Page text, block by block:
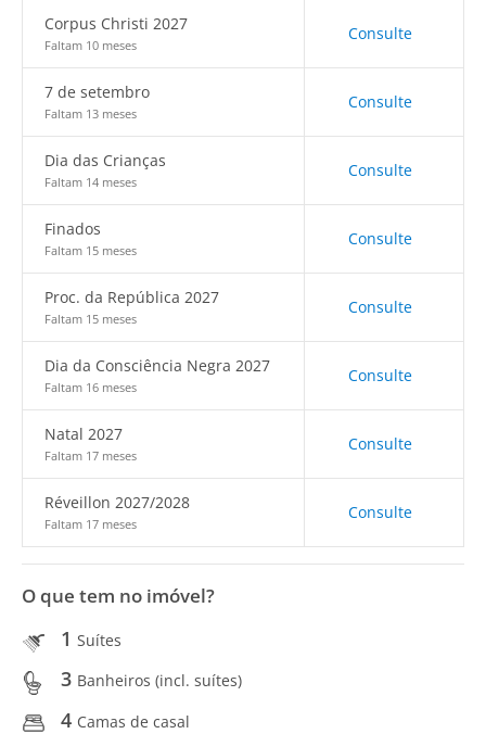
Corpus Christi 2027
Faltam 10 meses
Consulte
7 de setembro
Faltam 13 meses
Consulte
Dia das Crianças
Faltam 14 meses
Consulte
Finados
Faltam 15 meses
Consulte
Proc. da República 2027
Faltam 15 meses
Consulte
Dia da Consciência Negra 2027
Faltam 16 meses
Consulte
Natal 2027
Faltam 17 meses
Consulte
Réveillon 2027/2028
Faltam 17 meses
Consulte
O que tem no imóvel?
1 Suítes
3 Banheiros (incl. suítes)
4 Camas de casal